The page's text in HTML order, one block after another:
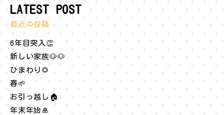
LATEST POST
最近の投稿
6年目突入👏
新しい家族🐶🐶
ひまわり🌻
春🌱
お引っ越し🏠
年末年始🎍